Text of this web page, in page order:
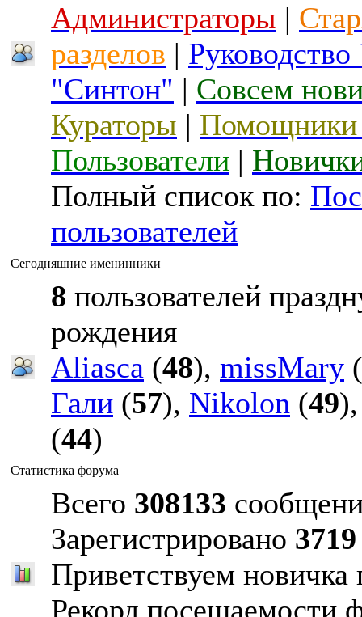
Администраторы |
разделов |
"Синтон" | Совсем
Кураторы | Помощники
Пользователи |
Полный список по:
пользователей
Сегодняшние именинники
8 пользователей
рождения
Aliasca (48), missMary (
Гали (57), Nikolon (49
(44)
Статистика форума
Всего 308133
Зарегистрировано 3719
Приветствуем
Рекорд посещаемости